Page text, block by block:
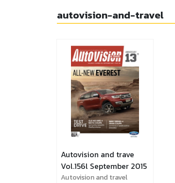
autovision-and-travel
Autovision and trave
Vol.156l September 2015
Autovision and travel